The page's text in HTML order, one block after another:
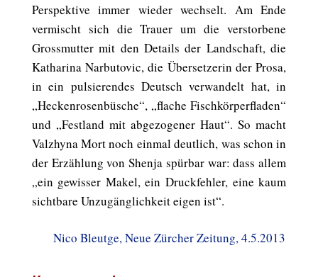
Perspektive immer wieder wechselt. Am Ende
vermischt sich die Trauer um die verstorbene
Grossmutter mit den Details der Landschaft, die
Katharina Narbutovic, die Übersetzerin der Prosa,
in ein pulsierendes Deutsch verwandelt hat, in
„Heckenrosenbüsche“, „flache Fischkörperfladen“
und „Festland mit abgezogener Haut“. So macht
Valzhyna Mort noch einmal deutlich, was schon in
der Erzählung von Shenja spürbar war: dass allem
„ein gewisser Makel, ein Druckfehler, eine kaum
sichtbare Unzugänglichkeit eigen ist“.
Nico Bleutge, Neue Zürcher Zeitung, 4.5.2013